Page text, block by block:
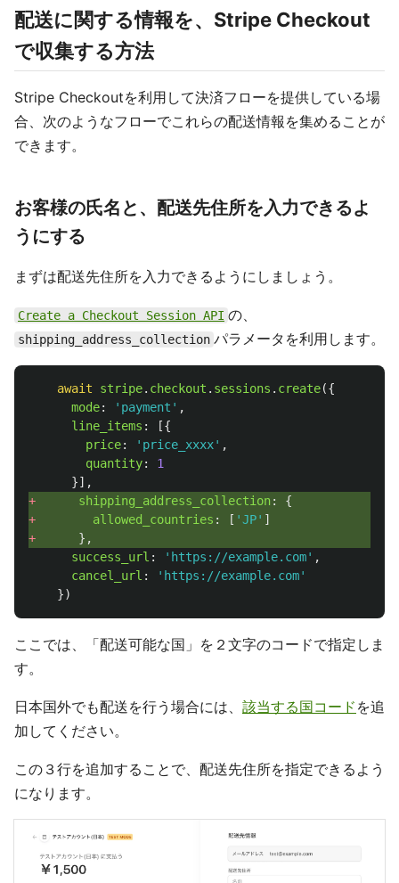
配送に関する情報を、Stripe Checkout
で収集する方法
Stripe Checkoutを利用して決済フローを提供している場
合、次のようなフローでこれらの配送情報を集めることが
できます。
お客様の氏名と、配送先住所を入力できるよ
うにする
まずは配送先住所を入力できるようにしましょう。
Create a Checkout Session API の、
shipping_address_collection パラメータを利用します。
await stripe. checkout . sessions . create({
mode: ' payment ' ,
line_items :
[{
price: ' price_xxxx' ,
quantity:
1
}],
+
shipping_address_collection:
{
+
allowed_countries : [ 'JP' ]
+
},
success_url : ' https://example.com' ,
cancel_url : ' https://example.com'
})
ここでは、「配送可能な国」を２文字のコードで指定しま
す。
日本国外でも配送を行う場合には、 該当する国コード を追
加してください。
この３行を追加することで、配送先住所を指定できるよう
になります。